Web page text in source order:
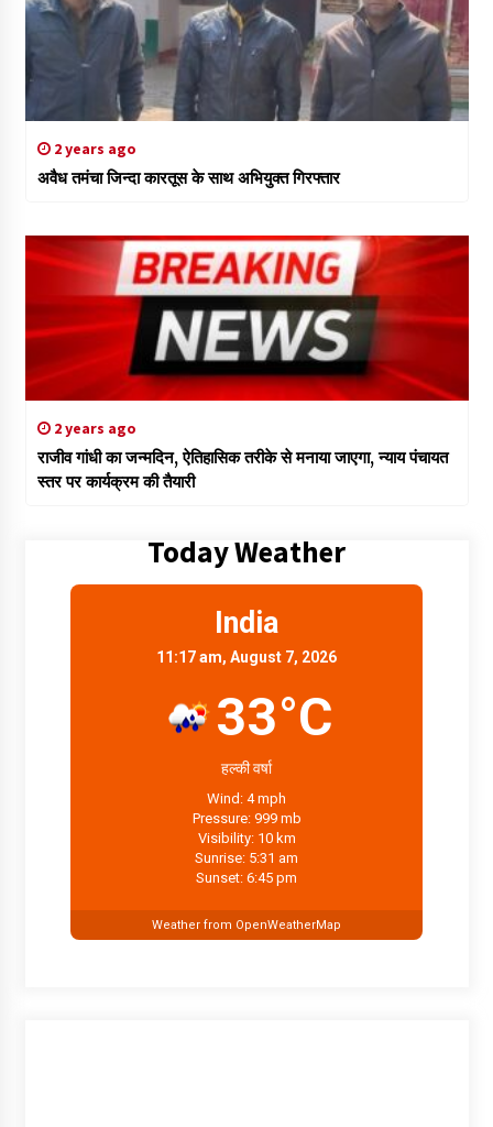
2 years ago
अवैध तमंचा जिन्दा कारतूस के साथ अभियुक्त गिरफ्तार
2 years ago
राजीव गांधी का जन्मदिन, ऐतिहासिक तरीके से मनाया जाएगा, न्याय पंचायत
स्तर पर कार्यक्रम की तैयारी
Today Weather
India
11:17 am, August 7, 2026
33°C
हल्की वर्षा
Wind: 4 mph
Pressure: 999 mb
Visibility: 10 km
Sunrise: 5:31 am
Sunset: 6:45 pm
Weather from OpenWeatherMap